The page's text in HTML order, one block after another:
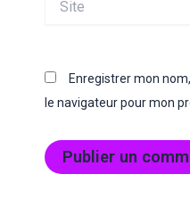
Enregistrer mon
le navigateur pour mon